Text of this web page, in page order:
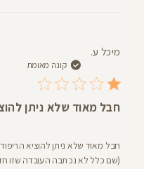
מיכל ע.
קונה מאומת
חבל מאוד שלא ניתן
חבל מאוד שלא ניתן להוציא
(שם כלל לא נכתבה העובדה שזו